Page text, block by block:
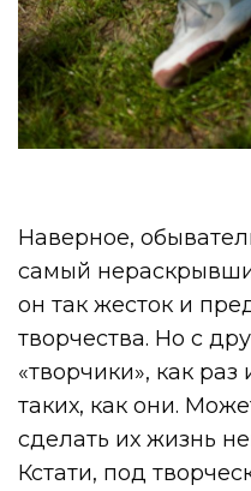
Наверное,
самый
он так жесток и
творчества. Но с
«творчики», как
таких, как они.
сделать их жизнь
Кстати, под